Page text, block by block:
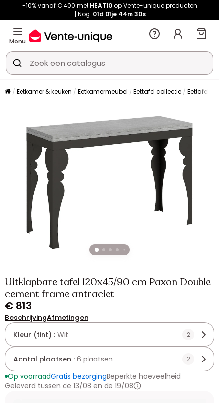
-10% vanaf € 400 met HEAT10op Vente-unique producten
Nog: 01d 01je 44m 29s
Menu
Eetkamer & keuken Eetkamermeubel Eettafel collectie Eettafel
Uitklapbare tafel 120x45/90 cm Paxon Double
cement frame antraciet
€ 813
BeschrijvingAfmetingen
Kleur (tint) : Wit 2
Aantal plaatsen : 6 plaatsen 2
Op voorraadGratis bezorgingBeperkte hoeveelheid
Geleverd tussen de 13/08 en de 19/08